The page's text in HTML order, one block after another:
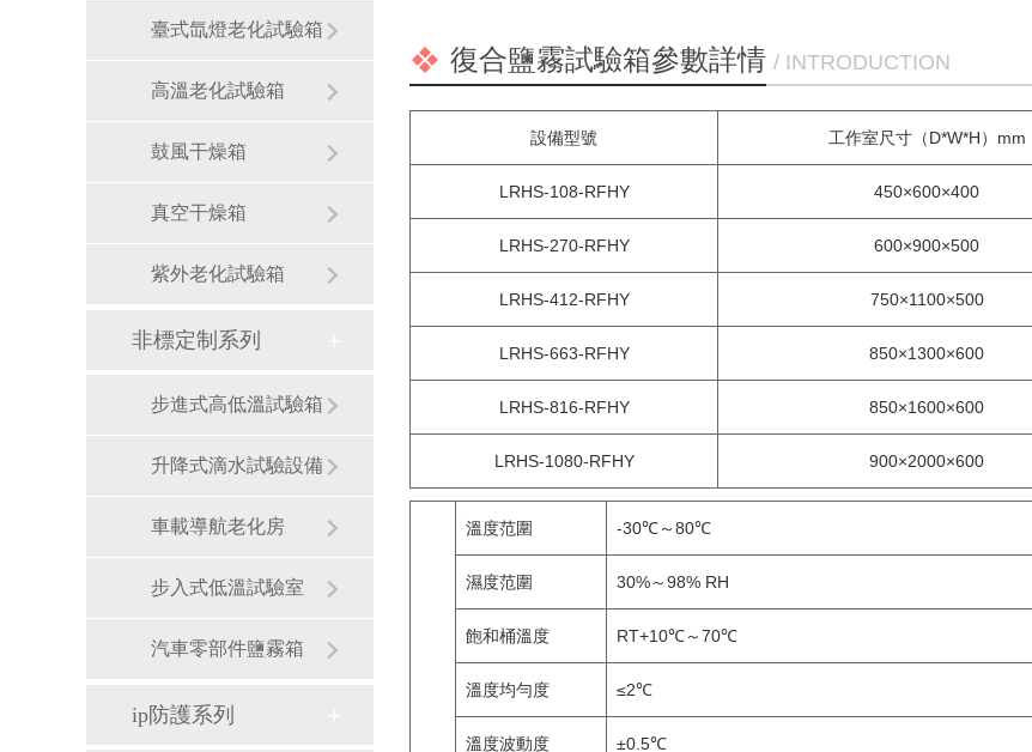
臺式氙燈老化試驗箱
高溫老化試驗箱
鼓風干燥箱
真空干燥箱
紫外老化試驗箱
非標定制系列
步進式高低溫試驗箱
升降式滴水試驗設備
車載導航老化房
步入式低溫試驗室
汽車零部件鹽霧箱
ip防護系列
復合鹽霧試驗箱參數詳情 / INTRODUCTION
設備型號 工作室尺寸（D*W*H）mm
LRHS-108-RFHY 450×600×400
LRHS-270-RFHY 600×900×500
LRHS-412-RFHY 750×1100×500
LRHS-663-RFHY 850×1300×600
LRHS-816-RFHY 850×1600×600
LRHS-1080-RFHY 900×2000×600
溫度范圍 -30℃～80℃
濕度范圍 30%～98% RH
飽和桶溫度 RT+10℃～70℃
溫度均勻度 ≤2℃
溫度波動度 ±0.5℃